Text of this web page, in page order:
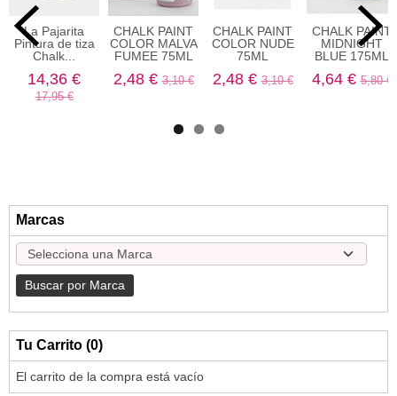
Marcas
Tu Carrito (0)
El carrito de la compra está vacío
La Pajarita
Pintura de tiza
Chalk...
14,36 €
17,95 €
CHALK PAINT
COLOR MALVA
FUMEE 75ML
2,48 €3,10 €
CHALK PAINT
COLOR NUDE
75ML
2,48 €3,10 €
CHALK PAINT
MIDNIGHT
BLUE 175ML
4,64 €5,80 €